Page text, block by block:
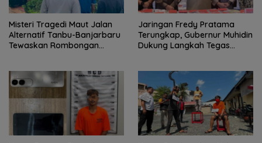
Misteri Tragedi Maut Jalan
Alternatif Tanbu-Banjarbaru
Tewaskan Rombongan
Jaringan Fredy Pratama
Terungkap, Gubernur Muhidin
Dukung Langkah Tegas